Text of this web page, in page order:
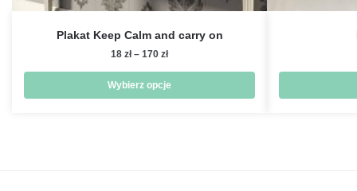
Plakat Keep Calm and carry on
18 zł – 170 złZakres
od
18 zł
Wybierz opcje